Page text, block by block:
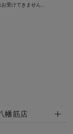
受けできません。
幡筋店